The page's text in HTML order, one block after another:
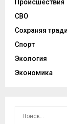
Происшествия
СВО
Сохраняя
Спорт
Экология
Экономика